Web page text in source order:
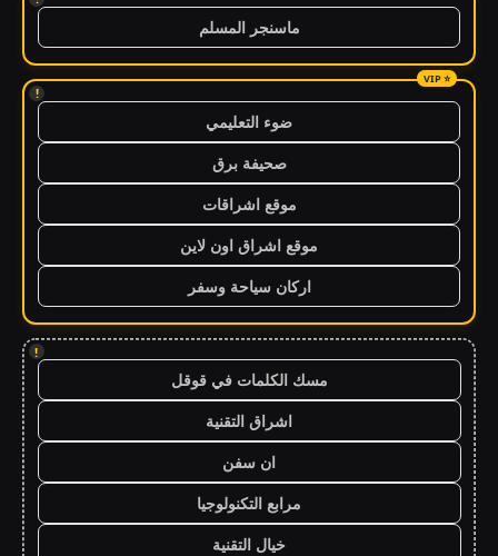
ماسنجر المسلم
!
ضوء التعليمي
صحيفة برق
موقع اشراقات
موقع اشراق اون لاين
اركان سياحة وسفر
!
مسك الكلمات في قوقل
اشراق التقنية
ان سفن
مرابع التكنولوجيا
خيال التقنية